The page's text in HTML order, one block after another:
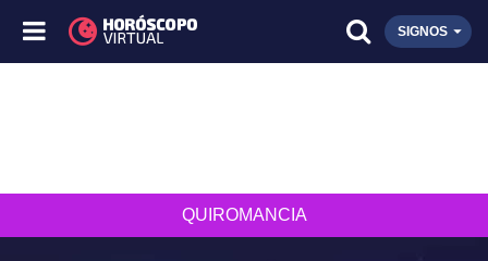
SIGNOS
QUIROMANCIA